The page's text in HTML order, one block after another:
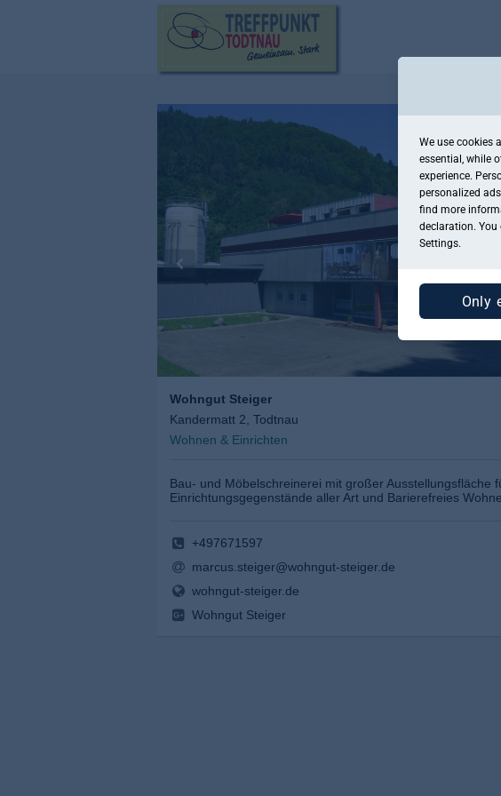
Wohngut Steiger
Kandermatt 2, Todtnau
Wohnen & Einrichten
Bau- und Möbelschreinerei mit großer Ausstellungsfläche
Einrichtungsgegenstände aller Art und Barierefreies
+497671597
marcus.steiger@wohngut-steiger.de
wohngut-steiger.de
Wohngut Steiger
We use cookies
essential, while
experience.
personalized
find more
declaration. You
Settings.
Only